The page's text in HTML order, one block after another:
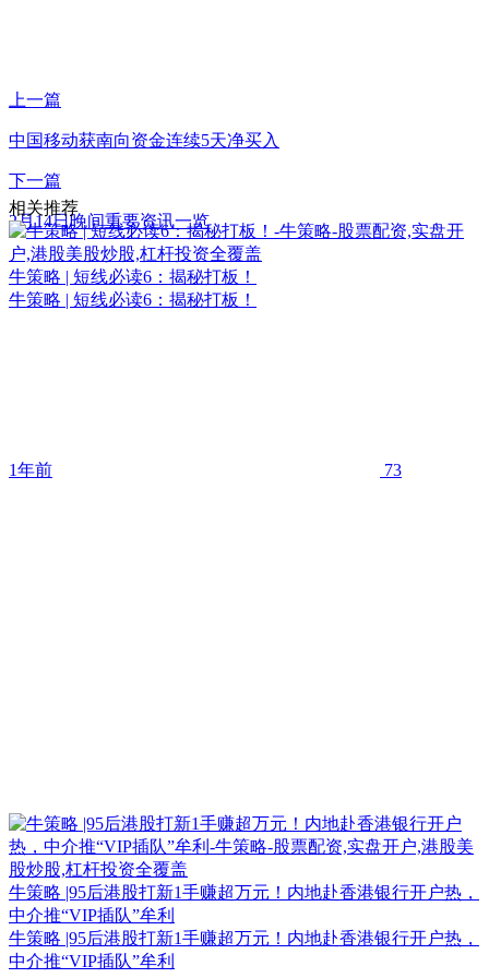
上一篇
中国移动获南向资金连续5天净买入
下一篇
2月14日晚间重要资讯一览
相关推荐
牛策略 | 短线必读6：揭秘打板！
牛策略 | 短线必读6：揭秘打板！
1年前 73
牛策略 |95后港股打新1手赚超万元！内地赴香港银行开户热，
中介推“VIP插队”牟利
牛策略 |95后港股打新1手赚超万元！内地赴香港银行开户热，
中介推“VIP插队”牟利